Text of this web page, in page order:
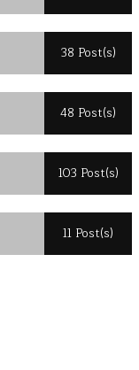
38 Post(s)
48 Post(s)
103 Post(s)
11 Post(s)